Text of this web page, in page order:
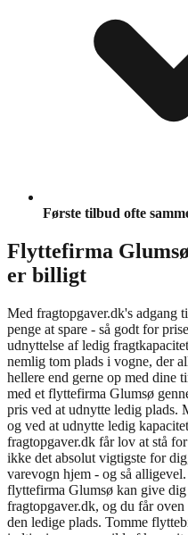
Første tilbud ofte
Flyttefirma
er billigt
Med fragtopgaver.dk's adgang
penge at spare - så godt for
udnyttelse af ledig
nemlig tom plads i vogne, der
hellere end gerne op med dine
med et flyttefirma Glumsø
pris ved at udnytte ledig plads.
og ved at udnytte ledig
fragtopgaver.dk får lov at stå
ikke det absolut vigtigste for
varevogn hjem - og så
flyttefirma Glumsø kan give
fragtopgaver.dk, og du får
den ledige plads. Tomme